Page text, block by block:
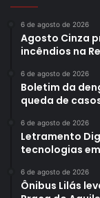
Entre as
de Arte
domingo) na
apresenta os
estados do
Colômbia e
uma diversidade
gráficas:
zineiros,
6 de agosto de 2026
Agosto Cinza
incêndios na
6 de agosto de 2026
Boletim da
queda de
6 de agosto de 2026
Letramento
tecnologias
6 de agosto de 2026
Ônibus Lilás